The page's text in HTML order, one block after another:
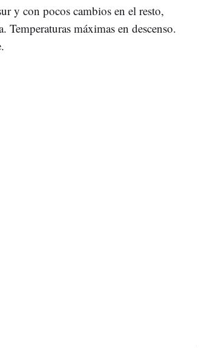
y con pocos cambios en el resto,
Temperaturas máximas en descenso.